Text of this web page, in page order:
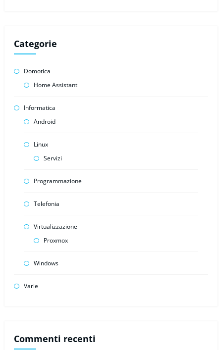
Categorie
Domotica
Home Assistant
Informatica
Android
Linux
Servizi
Programmazione
Telefonia
Virtualizzazione
Proxmox
Windows
Varie
Commenti recenti